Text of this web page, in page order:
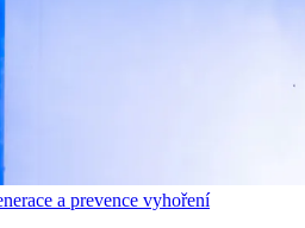
a prevence vyhoření